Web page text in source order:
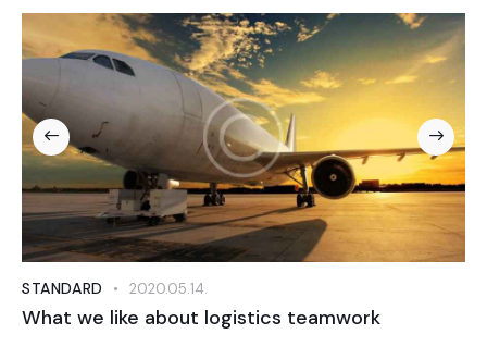
STANDARD 2020.05.14.
What we like about logistics teamwork